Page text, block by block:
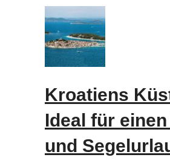
Kroatiens
Ideal für
und